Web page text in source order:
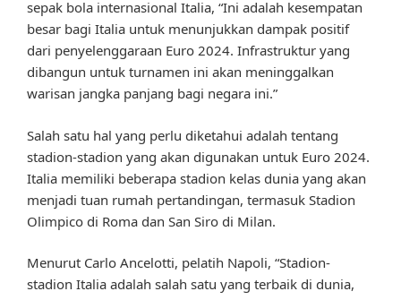
sepak bola internasional Italia, “Ini adalah kesempatan
besar bagi Italia untuk menunjukkan dampak positif
dari penyelenggaraan Euro 2024. Infrastruktur yang
dibangun untuk turnamen ini akan meninggalkan
warisan jangka panjang bagi negara ini.”
Salah satu hal yang perlu diketahui adalah tentang
stadion-stadion yang akan digunakan untuk Euro 2024.
Italia memiliki beberapa stadion kelas dunia yang akan
menjadi tuan rumah pertandingan, termasuk Stadion
Olimpico di Roma dan San Siro di Milan.
Menurut Carlo Ancelotti, pelatih Napoli, “Stadion-
stadion Italia adalah salah satu yang terbaik di dunia,